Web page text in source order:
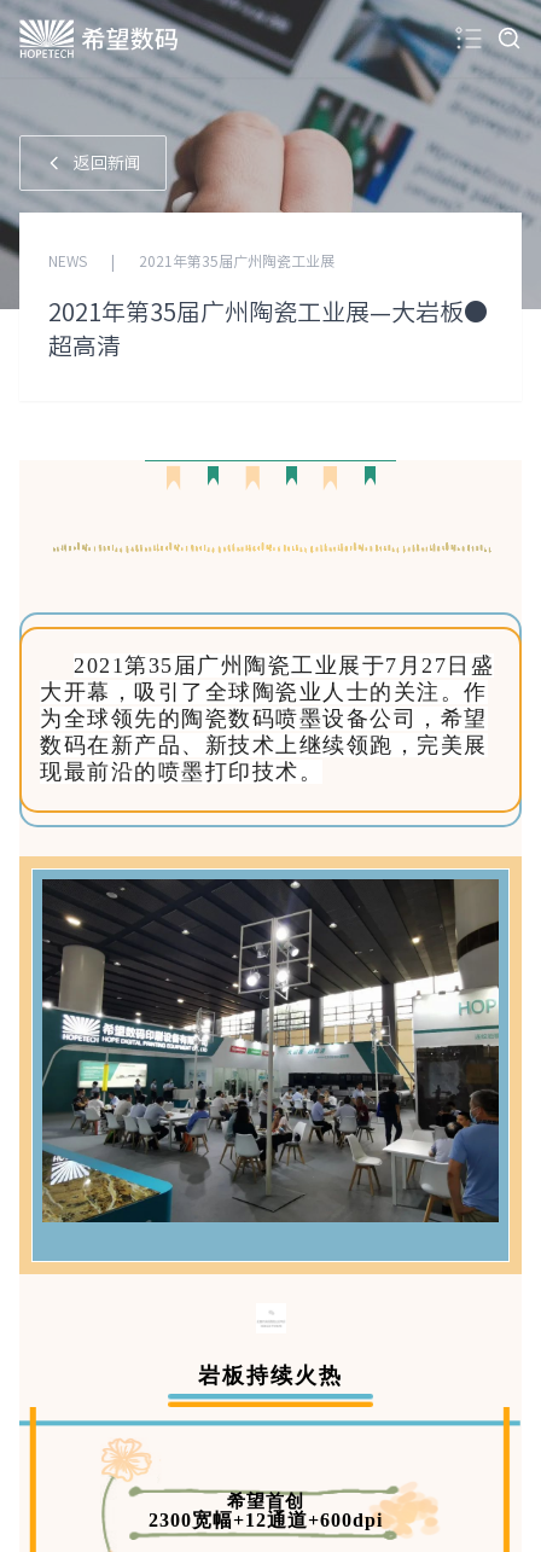
返回新闻
NEWS 2021年第35届广州陶瓷工业展
2021年第35届广州陶瓷工业展—大岩板●
超高清
2021第35届广州陶瓷工业展于7月27日盛
大开幕，吸引了全球陶瓷业人士的关注。作
为全球领先的陶瓷数码喷墨设备公司，希望
数码在新产品、新技术上继续领跑，完美展
现最前沿的喷墨打印技术。
岩板持续火热
希望首创
2300宽幅+12通道+600dpi